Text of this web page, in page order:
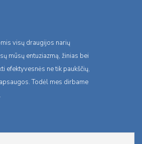
visų draugijos narių
mūsų entuziazmą, žinias bei
efektyvesnės ne tik paukščių,
Todėl mes dirbame